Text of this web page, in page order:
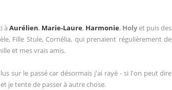
àAurélien, Marie-Laure, Harmonie, Holyet puis des
Fille Stule, Cornélia, qui prenaient régulièrement de
et mes vrais amis.
sur le passé car désormais j'ai rayé - si l'on peut dire
je tente de passer à autre chose.